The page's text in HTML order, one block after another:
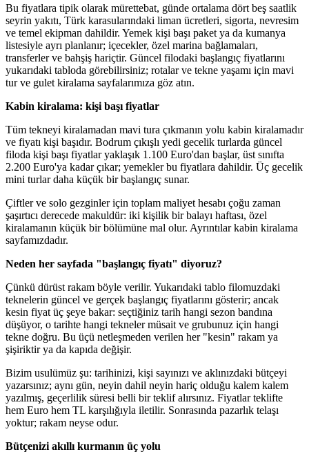
Bu fiyatlara tipik olarak mürettebat, günde ortalama dört beş saatlik
seyrin yakıtı, Türk karasularındaki liman ücretleri, sigorta, nevresim
ve temel ekipman dahildir. Yemek kişi başı paket ya da kumanya
listesiyle ayrı planlanır; içecekler, özel marina bağlamaları,
transferler ve bahşiş hariçtir. Güncel filodaki başlangıç fiyatlarını
yukarıdaki tabloda görebilirsiniz; rotalar ve tekne yaşamı için mavi
tur ve gulet kiralama sayfalarımıza göz atın.
Kabin kiralama: kişi başı fiyatlar
Tüm tekneyi kiralamadan mavi tura çıkmanın yolu kabin kiralamadır
ve fiyatı kişi başıdır. Bodrum çıkışlı yedi gecelik turlarda güncel
filoda kişi başı fiyatlar yaklaşık 1.100 Euro'dan başlar, üst sınıfta
2.200 Euro'ya kadar çıkar; yemekler bu fiyatlara dahildir. Üç gecelik
mini turlar daha küçük bir başlangıç sunar.
Çiftler ve solo gezginler için toplam maliyet hesabı çoğu zaman
şaşırtıcı derecede makuldür: iki kişilik bir balayı haftası, özel
kiralamanın küçük bir bölümüne mal olur. Ayrıntılar kabin kiralama
sayfamızdadır.
Neden her sayfada "başlangıç fiyatı" diyoruz?
Çünkü dürüst rakam böyle verilir. Yukarıdaki tablo filomuzdaki
teknelerin güncel ve gerçek başlangıç fiyatlarını gösterir; ancak
kesin fiyat üç şeye bakar: seçtiğiniz tarih hangi sezon bandına
düşüyor, o tarihte hangi tekneler müsait ve grubunuz için hangi
tekne doğru. Bu üçü netleşmeden verilen her "kesin" rakam ya
şişiriktir ya da kapıda değişir.
Bizim usulümüz şu: tarihinizi, kişi sayınızı ve aklınızdaki bütçeyi
yazarsınız; aynı gün, neyin dahil neyin hariç olduğu kalem kalem
yazılmış, geçerlilik süresi belli bir teklif alırsınız. Fiyatlar teklifte
hem Euro hem TL karşılığıyla iletilir. Sonrasında pazarlık telaşı
yoktur; rakam neyse odur.
Bütçenizi akıllı kurmanın üç yolu